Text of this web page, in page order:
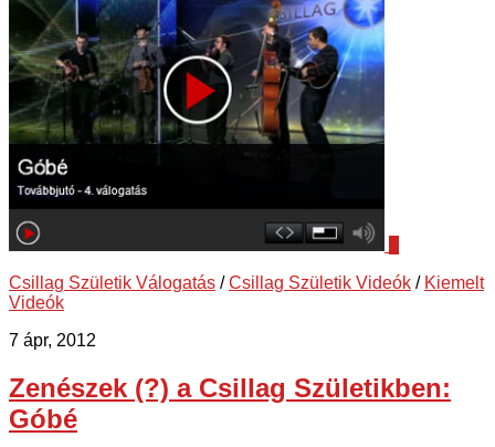
Csillag Születik Válogatás /Csillag Születik Videók / Kiemelt
Videók
7 ápr, 2012
Zenészek (?) a Csillag Születikben:
Góbé